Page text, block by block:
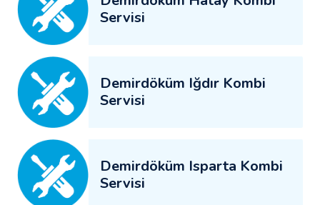
Servisi
Demirdöküm Iğdır Kombi
Servisi
Demirdöküm Isparta Kombi
Servisi